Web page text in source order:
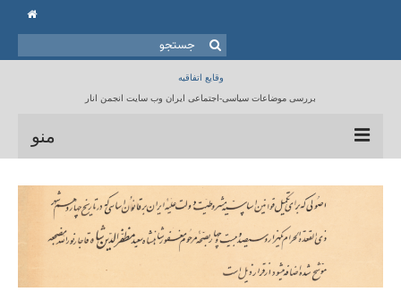
جستجو
برای:
وقایع اتفاقیه
بررسی موضاعات سیاسی-اجتماعی ایران وب سایت انجمن انار
منو
خانه